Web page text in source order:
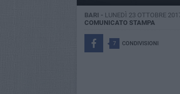
BARI - LUNEDÌ 23 OTTOBRE
COMUNICATO STAMPA
7 CONDIVISIONI